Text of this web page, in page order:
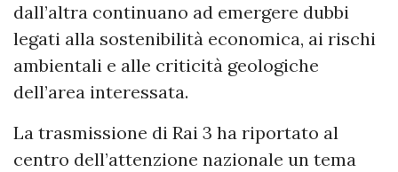
dall’altra continuano ad emergere dubbi
legati alla sostenibilità economica, ai rischi
ambientali e alle criticità geologiche
dell’area interessata.
La trasmissione di Rai 3 ha riportato al
centro dell’attenzione nazionale un tema